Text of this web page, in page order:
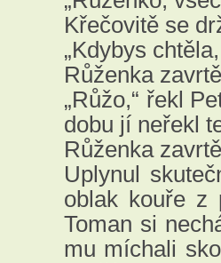
Křečovitě se
„Kdybys
Růženka
„Růžo,“ řekl
dobu jí neřekl
Růženka
Uplynul
oblak kouře z
Toman si
mu míchali